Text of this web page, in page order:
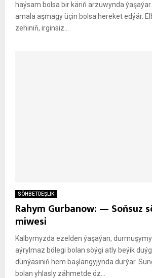
haýsam bolsa bir käriň arzuwynda
amala aşmagy üçin bolsa hereket edýär.
zehiniň, irginsiz...
SÖHBETDEŞLIK
Rahym Gurbanow: — Soňsuz
miwesi
Kalbymyzda ezelden ýaşaýan,
aýrylmaz bölegi bolan söýgi atly beýik
dünýäsiniň hem başlangyjynda durýar.
bolan yhlasly zähmetde öz...